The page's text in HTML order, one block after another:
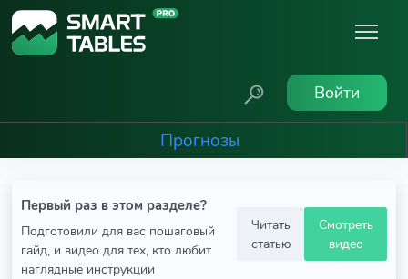
Войти
Прогнозы
Первый раз в этом разделе?
Подготовили для вас пошаговый
гайд, и видео для тех, кто любит
наглядные инструкции
Читать
статью
Смотреть
видео